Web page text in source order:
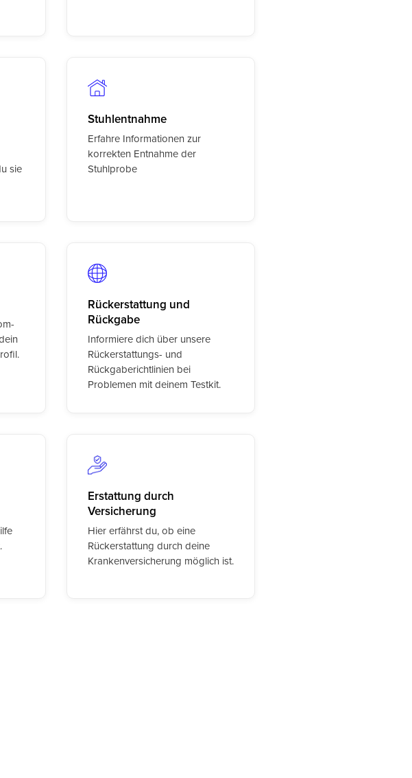
sie
Stuhlentnahme
Erfahre Informationen zur
korrekten Entnahme der
Stuhlprobe
Rückerstattung und
Rückgabe
Informiere dich über unsere
Rückerstattungs- und
Rückgaberichtlinien bei
Problemen mit deinem Testkit.
Erstattung durch
Versicherung
Hier erfährst du, ob eine
Rückerstattung durch deine
Krankenversicherung möglich ist.